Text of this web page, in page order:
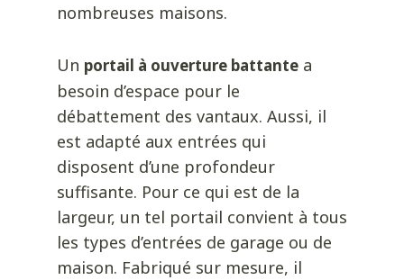
nombreuses maisons.
Un portail à ouverture battantea
besoin d’espace pour le
débattement des vantaux. Aussi, il
est adapté aux entrées qui
disposent d’une profondeur
suffisante. Pour ce qui est de la
largeur, un tel portail convient à tous
les types d’entrées de garage ou de
maison. Fabriqué sur mesure, il